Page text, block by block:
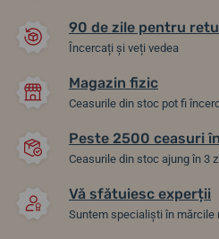
90 de zile pentru
Încercați și veți vedea
Magazin fizic
Ceasurile din stoc pot fi
Peste 2500 ceasuri
Ceasurile din stoc ajung în 3
Vă sfătuiesc experții
Suntem specialiști în mărcile